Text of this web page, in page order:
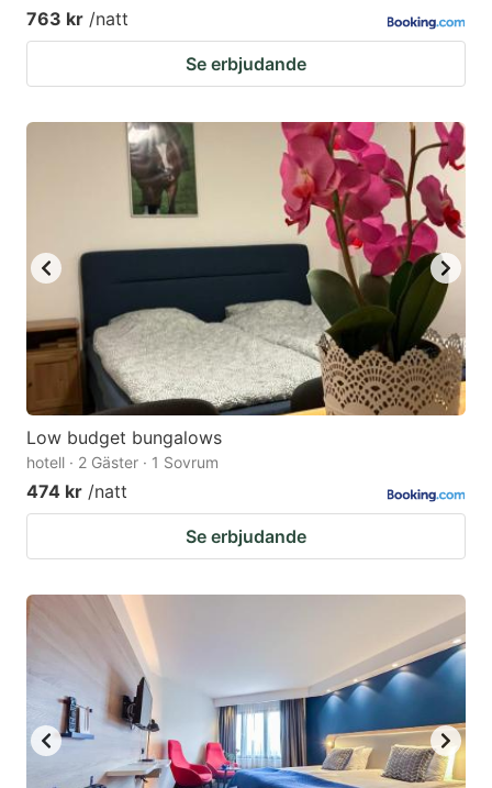
763 kr /natt
Se erbjudande
Low budget bungalows
hotell · 2 Gäster · 1 Sovrum
474 kr /natt
Se erbjudande